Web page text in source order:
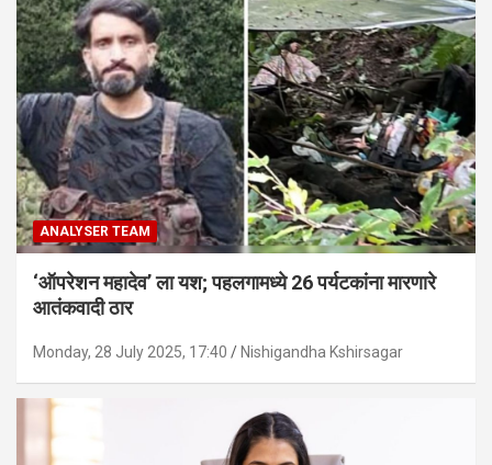
ANALYSER TEAM
‘ऑपरेशन महादेव’ ला यश; पहलगामध्ये 26 पर्यटकांना मारणारे
आतंकवादी ठार
Monday, 28 July 2025, 17:40 Nishigandha Kshirsagar